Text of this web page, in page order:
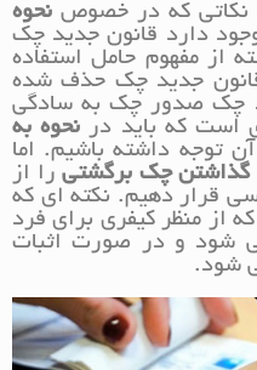
نکاتی که در خصوص نحوه
دارد قانون جدید چک
از مفهوم حامل استفاده
جدید چک حذف شده
چک صدور چک به سادگی
است که باید در نحوه به
توجه داشته باشیم. اما
گذاشتن چک برگشتیرا از
قرار دهیم. نکته ای که
از منظر کیفری برای فرد
شود و در صورت اثبات
شود.